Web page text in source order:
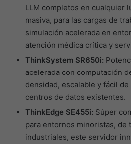
LLM completos en cualquier
masiva, para las cargas de
simulación acelerada en
atención médica crítica y
ThinkSystem SR650i:
acelerada con computación
densidad, escalable y fácil
centros de datos existentes.
ThinkEdge SE455i: Súper
para entornos minoristas, de
industriales, este servidor